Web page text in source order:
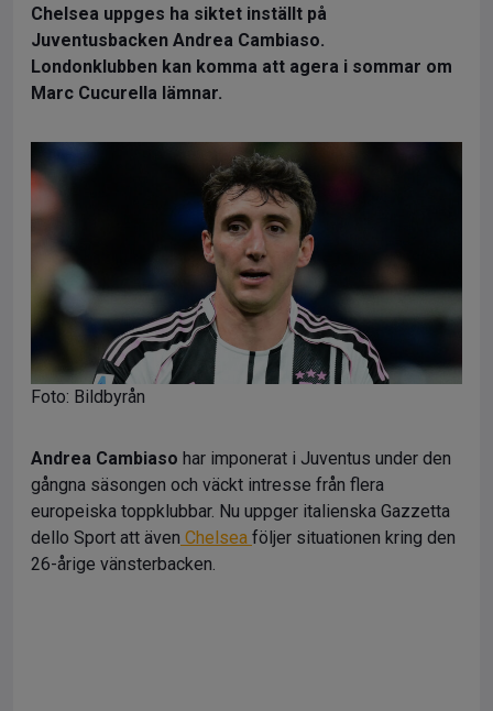
Chelsea uppges ha siktet inställt på
Juventusbacken Andrea Cambiaso.
Londonklubben kan komma att agera i sommar om
Marc Cucurella lämnar.
Foto: Bildbyrån
Andrea Cambiaso har imponerat i Juventus under den
gångna säsongen och väckt intresse från flera
europeiska toppklubbar. Nu uppger italienska Gazzetta
dello Sport att även Chelsea följer situationen kring den
26-årige vänsterbacken.